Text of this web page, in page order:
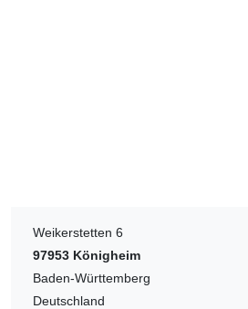
Weikerstetten 6
97953 Königheim
Baden-Württemberg
Deutschland